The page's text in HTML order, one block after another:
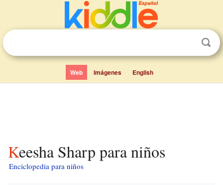
Web Imágenes English
Keesha Sharp para niños
Enciclopedia para niños